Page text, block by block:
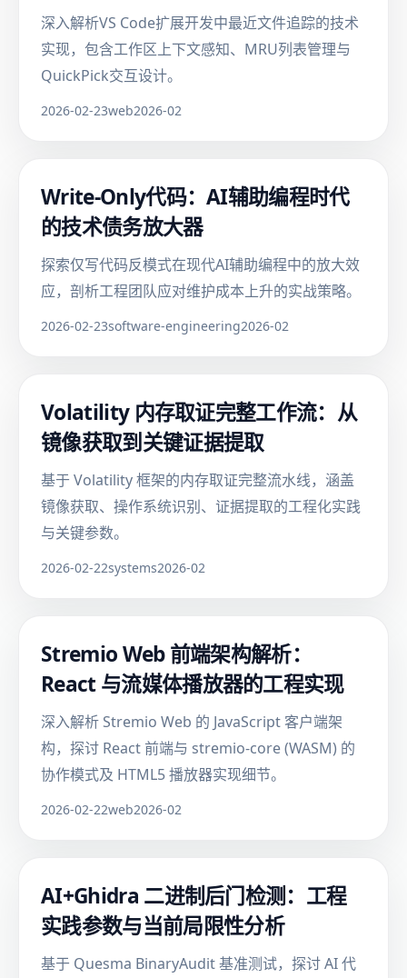
深入解析VS Code扩展开发中最近文件追踪的技术
实现，包含工作区上下文感知、MRU列表管理与
QuickPick交互设计。
2026-02-23web2026-02
Write-Only代码：AI辅助编程时代
的技术债务放大器
探索仅写代码反模式在现代AI辅助编程中的放大效
应，剖析工程团队应对维护成本上升的实战策略。
2026-02-23software-engineering2026-02
Volatility 内存取证完整工作流：从
镜像获取到关键证据提取
基于 Volatility 框架的内存取证完整流水线，涵盖
镜像获取、操作系统识别、证据提取的工程化实践
与关键参数。
2026-02-22systems2026-02
Stremio Web 前端架构解析：
React 与流媒体播放器的工程实现
深入解析 Stremio Web 的 JavaScript 客户端架
构，探讨 React 前端与 stremio-core (WASM) 的
协作模式及 HTML5 播放器实现细节。
2026-02-22web2026-02
AI+Ghidra 二进制后门检测：工程
实践参数与当前局限性分析
基于 Quesma BinaryAudit 基准测试，探讨 AI 代